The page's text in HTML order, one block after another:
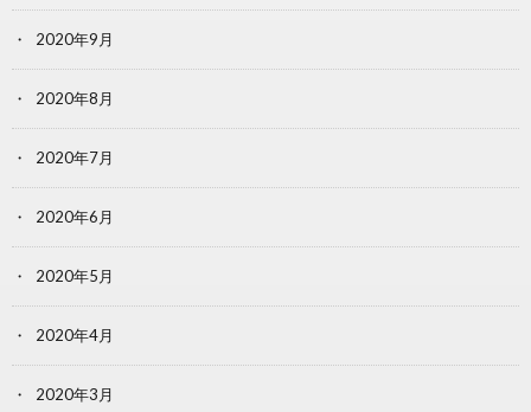
2020年9月
2020年8月
2020年7月
2020年6月
2020年5月
2020年4月
2020年3月